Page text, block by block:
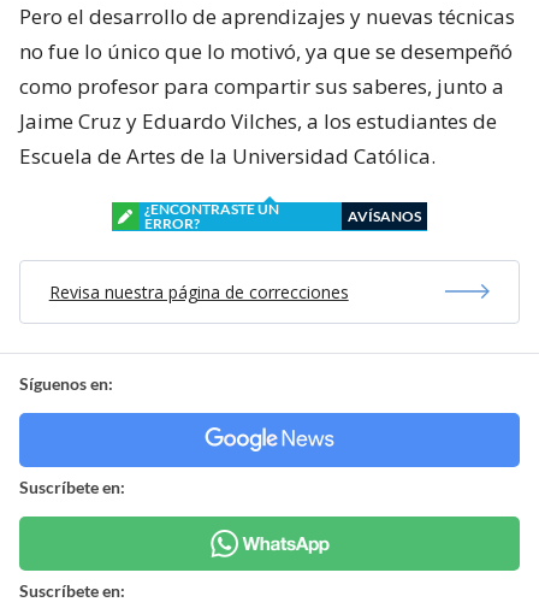
Pero el desarrollo de aprendizajes y nuevas técnicas
no fue lo único que lo motivó, ya que se desempeñó
como profesor para compartir sus saberes, junto a
Jaime Cruz y Eduardo Vilches, a los estudiantes de
Escuela de Artes de la Universidad Católica.
¿ENCONTRASTE UN
ERROR?
AVÍSANOS
Revisa nuestra página de correcciones
Síguenos en:
Suscríbete en:
Suscríbete en: